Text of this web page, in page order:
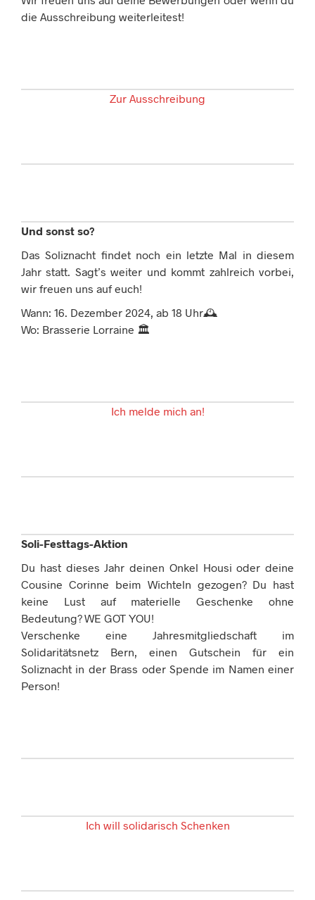
die Ausschreibung weiterleitest!
Zur Ausschreibung
Und sonst so?
Das Soliznacht findet noch ein letzte Mal in diesem
Jahr statt. Sagt’s weiter und kommt zahlreich vorbei,
wir freuen uns auf euch!
Wann: 16. Dezember 2024, ab 18 Uhr🕰️
Wo: Brasserie Lorraine 🏛️
Ich melde mich an!
Soli-Festtags-Aktion
Du hast dieses Jahr deinen Onkel Housi oder deine
Cousine Corinne beim Wichteln gezogen? Du hast
keine Lust auf materielle Geschenke ohne
Bedeutung? WE GOT YOU!
Verschenke eine Jahresmitgliedschaft im
Solidaritätsnetz Bern, einen Gutschein für ein
Soliznacht in der Brass oder Spende im Namen einer
Person!
Ich will solidarisch Schenken